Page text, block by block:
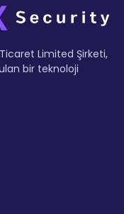
Limited Şirketi,
bir teknoloji